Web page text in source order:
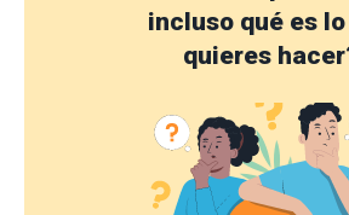
incluso qué es
quieres